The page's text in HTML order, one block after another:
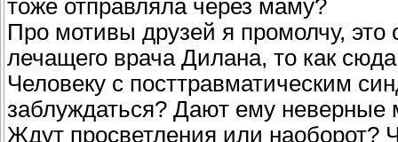
тоже отправляла через маму?
Про мотивы друзей я промолчу,
лечащего врача Дилана, то как
Человеку с посттравматическим
заблуждаться? Дают ему неверные
Ждут просветления или наоборот?